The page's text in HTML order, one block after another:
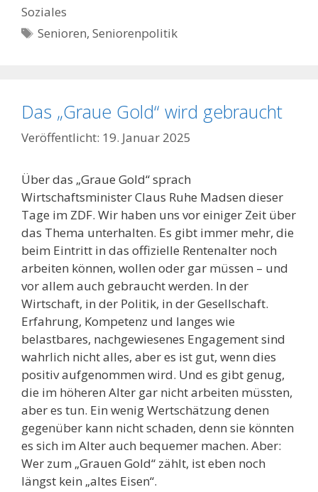
Soziales
Schlagwörter
Senioren,Seniorenpolitik
Das „Graue Gold“ wird gebraucht
19. Januar 2025
Über das „Graue Gold“ sprach
Wirtschaftsminister Claus Ruhe Madsen dieser
Tage im ZDF. Wir haben uns vor einiger Zeit über
das Thema unterhalten. Es gibt immer mehr, die
beim Eintritt in das offizielle Rentenalter noch
arbeiten können, wollen oder gar müssen – und
vor allem auch gebraucht werden. In der
Wirtschaft, in der Politik, in der Gesellschaft.
Erfahrung, Kompetenz und langes wie
belastbares, nachgewiesenes Engagement sind
wahrlich nicht alles, aber es ist gut, wenn dies
positiv aufgenommen wird. Und es gibt genug,
die im höheren Alter gar nicht arbeiten müssten,
aber es tun. Ein wenig Wertschätzung denen
gegenüber kann nicht schaden, denn sie könnten
es sich im Alter auch bequemer machen. Aber:
Wer zum „Grauen Gold“ zählt, ist eben noch
längst kein „altes Eisen“.